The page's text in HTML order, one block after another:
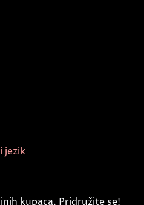
jezik
kupaca. Pridružite se!